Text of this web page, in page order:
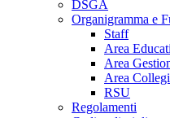
DSGA
Organigramma e
Staff
Area
Area
Area
RSU
Regolamenti